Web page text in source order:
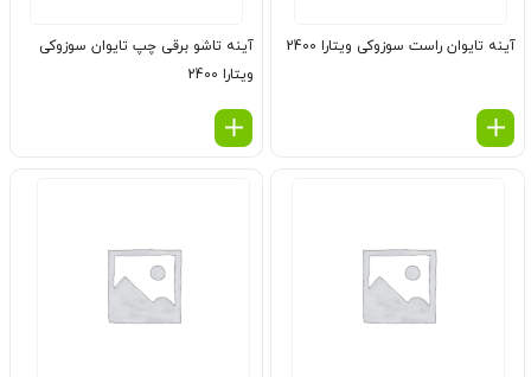
آینه تایوان راست سوزوکی ویتارا 2400
آینه تاشو برقی چپ تایوان سوزوکی
ویتارا 2400